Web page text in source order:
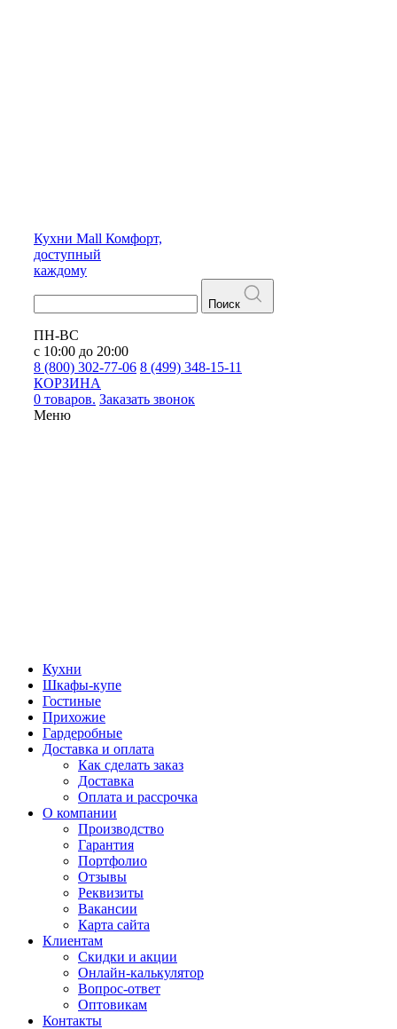
Кухни Mall Комфорт,
доступный
каждому
Поиск
ПН-ВС
с 10:00 до 20:00
8 (800) 302-77-06 8 (499) 348-15-11
КОРЗИНА
0 товаров. Заказать звонок
Меню
Кухни
Шкафы-купе
Гостиные
Прихожие
Гардеробные
Доставка и оплата
Как сделать заказ
Доставка
Оплата и рассрочка
О компании
Производство
Гарантия
Портфолио
Отзывы
Реквизиты
Вакансии
Карта сайта
Клиентам
Скидки и акции
Онлайн-калькулятор
Вопрос-ответ
Оптовикам
Контакты